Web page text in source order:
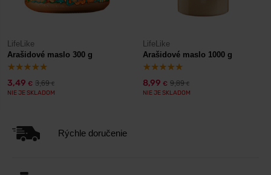
LifeLike
Arašidové maslo 300 g
3,49 € 3,69€
NIE JE SKLADOM
LifeLike
Arašidové maslo 1000 g
8,99 € 9,89€
NIE JE SKLADOM
Rýchle doručenie